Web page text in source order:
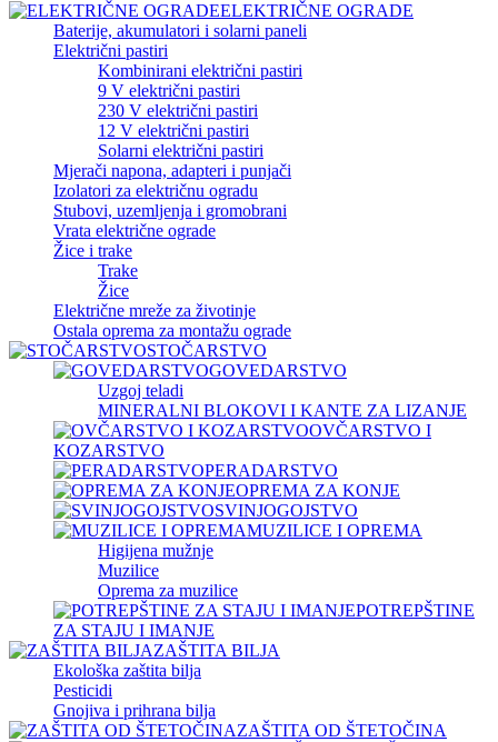
ELEKTRIČNE OGRADE
Baterije, akumulatori i solarni paneli
Električni pastiri
Kombinirani električni pastiri
9 V električni pastiri
230 V električni pastiri
12 V električni pastiri
Solarni električni pastiri
Mjerači napona, adapteri i punjači
Izolatori za električnu ogradu
Stubovi, uzemljenja i gromobrani
Vrata električne ograde
Žice i trake
Trake
Žice
Električne mreže za životinje
Ostala oprema za montažu ograde
STOČARSTVO
GOVEDARSTVO
Uzgoj teladi
MINERALNI BLOKOVI I KANTE ZA LIZANJE
OVČARSTVO I
KOZARSTVO
PERADARSTVO
OPREMA ZA KONJE
SVINJOGOJSTVO
MUZILICE I OPREMA
Higijena mužnje
Muzilice
Oprema za muzilice
POTREPŠTINE
ZA STAJU I IMANJE
ZAŠTITA BILJA
Ekološka zaštita bilja
Pesticidi
Gnojiva i prihrana bilja
ZAŠTITA OD ŠTETOČINA